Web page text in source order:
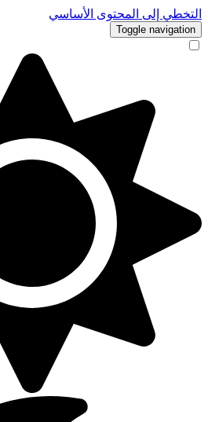
التخطي إلى المحتوى الأساسي
Toggle navigation